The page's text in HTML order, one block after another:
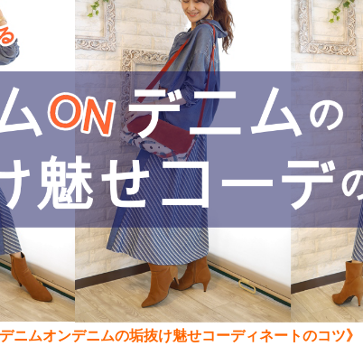
ニムオンデニムの垢抜け魅せコーディネートのコツ》